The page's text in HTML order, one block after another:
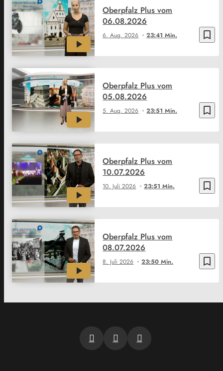
bookmark_border
6. Aug. 2026 23:41 Min.
Oberpfalz Plus vom
06.08.2026
bookmark_border
5. Aug. 2026 23:51 Min.
Oberpfalz Plus vom
05.08.2026
bookmark_border
10. Juli 2026 23:51 Min.
Oberpfalz Plus vom
10.07.2026
bookmark_border
8. Juli 2026 23:50 Min.
Oberpfalz Plus vom
08.07.2026